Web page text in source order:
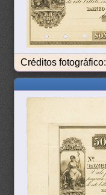
Créditos fotográfico: